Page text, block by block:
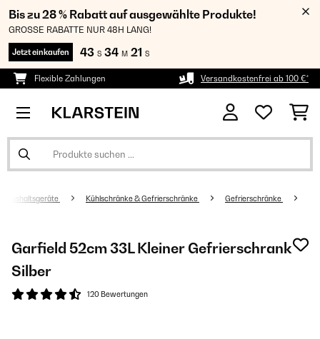
Bis zu 28 % Rabatt auf ausgewählte Produkte!
GROSSE RABATTE NUR 48H LANG!
Jetzt einkaufen 43 S 34 M 20 S
Flexible Zahlungen Versandkostenfrei ab 100 €*
Haushaltsgeräte Kühlschränke & Gefrierschränke Gefrierschränke
Garfield 52cm 33L Kleiner Gefrierschrank
Silber
120 Bewertungen